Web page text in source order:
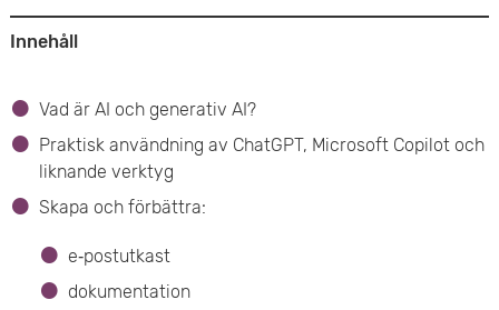
Innehåll
Vad är AI och generativ AI?
Praktisk användning av ChatGPT, Microsoft Copilot och
liknande verktyg
Skapa och förbättra:
e‑postutkast
dokumentation